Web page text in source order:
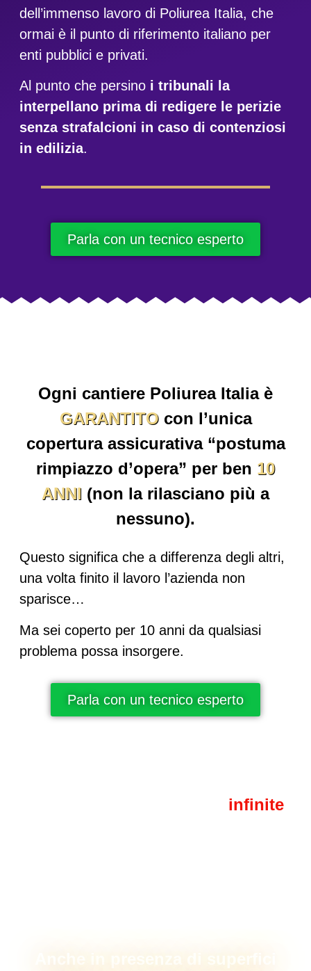
dell’immenso lavoro di Poliurea Italia, che
ormai è il punto di riferimento italiano per
enti pubblici e privati.
Al punto che persino i tribunali la
interpellano prima di redigere le perizie
senza strafalcioni in caso di contenziosi
in edilizia.
Parla con un tecnico esperto
Ogni cantiere Poliurea Italia è
GARANTITOcon l’unica
copertura assicurativa “postuma
rimpiazzo d’opera” per ben 10
ANNI (non la rilasciano più a
nessuno).
Questo significa che a differenza degli altri,
una volta finito il lavoro l’azienda non
sparisce…
Ma sei coperto per 10 anni da qualsiasi
problema possa insorgere.
Parla con un tecnico esperto
infinite
Anche in presenza di superfici